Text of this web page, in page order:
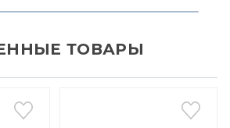
ТОВАРЫ